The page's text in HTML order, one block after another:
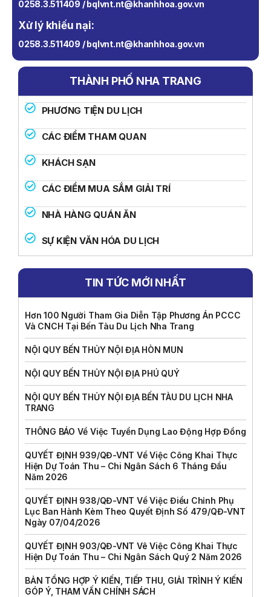
0258.3.511409 / bqlvnt.nt@khanhhoa.gov.vn
Xử lý khiếu nại:
0258.3.511409 / bqlvnt.nt@khanhhoa.gov.vn
THÀNH PHỐ NHA TRANG
PHƯƠNG TIỆN DU LỊCH
CÁC ĐIỂM THAM QUAN
KHÁCH SẠN
CÁC ĐIỂM MUA SẮM GIẢI TRÍ
NHÀ HÀNG QUÁN ĂN
SỰ KIỆN VĂN HÓA DU LỊCH
TIN TỨC MỚI NHẤT
Hơn 100 Người Tham Gia Diễn Tập Phương Án PCCC
Và CNCH Tại Bến Tàu Du Lịch Nha Trang
NỘI QUY BẾN THỦY NỘI ĐỊA HÒN MUN
NỘI QUY BẾN THỦY NỘI ĐỊA PHÚ QUÝ
NỘI QUY BẾN THỦY NỘI ĐỊA BẾN TÀU DU LỊCH NHA
TRANG
THÔNG BÁO Về Việc Tuyển Dụng Lao Động Hợp Đồng
QUYẾT ĐỊNH 939/QĐ-VNT Về Việc Công Khai Thực
Hiện Dự Toán Thu – Chi Ngân Sách 6 Tháng Đầu
Năm 2026
QUYẾT ĐỊNH 938/QĐ-VNT Về Việc Điều Chỉnh Phụ
Lục Ban Hành Kèm Theo Quyết Định Số 479/QĐ-VNT
Ngày 07/04/2026
QUYẾT ĐỊNH 903/QĐ-VNT Vê Việc Công Khai Thực
Hiện Dự Toán Thu – Chi Ngân Sách Quý 2 Năm 2026
BẢN TỔNG HỢP Ý KIẾN, TIẾP THU, GIẢI TRÌNH Ý KIẾN
GÓP Ý, THAM VẤN CHÍNH SÁCH